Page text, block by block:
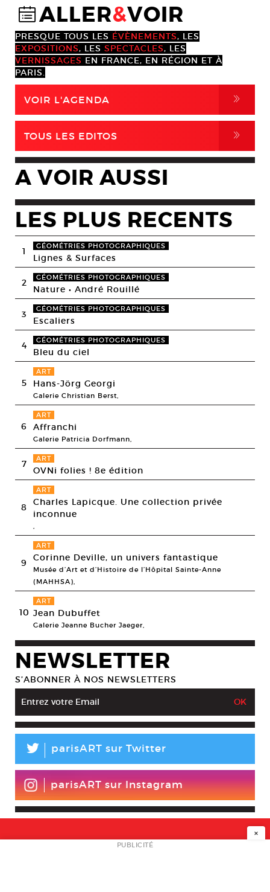
@ALLER&VOIR
PRESQUE TOUS LES ÉVÈNEMENTS, LES
EXPOSITIONS, LES SPECTACLES, LES
VERNISSAGES EN FRANCE, EN RÉGION ET À
PARIS.
VOIR L'AGENDA ,
TOUS LES EDITOS ,
A VOIR AUSSI
LES PLUS RECENTS
1 GÉOMÉTRIES PHOTOGRAPHIQUES
Lignes & Surfaces
2 GÉOMÉTRIES PHOTOGRAPHIQUES
Nature • André Rouillé
3 GÉOMÉTRIES PHOTOGRAPHIQUES
Escaliers
4 GÉOMÉTRIES PHOTOGRAPHIQUES
Bleu du ciel
5
ART
Hans-Jörg Georgi
Galerie Christian Berst,
6
ART
Affranchi
Galerie Patricia Dorfmann,
7 ART
OVNi folies ! 8e édition
8
ART
Charles Lapicque. Une collection privée
inconnue
,
9
ART
Corinne Deville, un univers fantastique
Musée d’Art et d’Histoire de l’Hôpital Sainte-Anne
(MAHHSA),
10
ART
Jean Dubuffet
Galerie Jeanne Bucher Jaeger,
NEWSLETTER
S’ABONNER À NOS NEWSLETTERS
L parisART sur Twitter
parisART sur Instagram
NEWSLETTER
×
PUBLICITÉ